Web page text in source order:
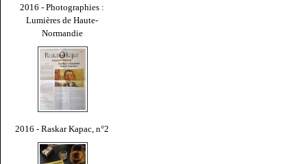
2016 - Photographies :
Lumières de Haute-
Normandie
2016 - Raskar Kapac, n°2